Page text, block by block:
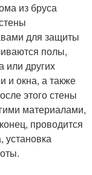
из бруса
для защиты
полы,
или других
и окна, а также
этого стены
материалами,
проводится
установка